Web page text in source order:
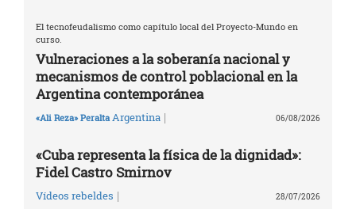
El tecnofeudalismo como capítulo local del Proyecto-Mundo en
curso.
Vulneraciones a la soberanía nacional y
mecanismos de control poblacional en la
Argentina contemporánea
«Ali Reza» Peralta Argentina | 06/08/2026
«Cuba representa la física de la dignidad»:
Fidel Castro Smirnov
Vídeos rebeldes | 28/07/2026